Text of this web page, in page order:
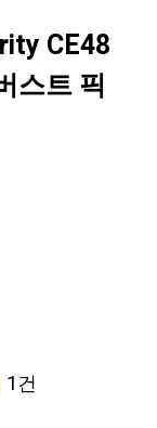
CE48
스트 픽
1건